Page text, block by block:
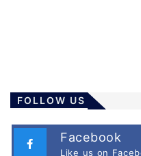
FOLLOW US
Facebook
Like us on